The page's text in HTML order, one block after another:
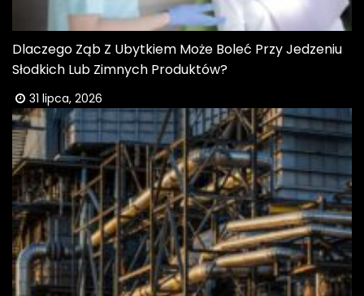
Dlaczego Ząb Z Ubytkiem Może Boleć Przy Jedzeniu
Słodkich Lub Zimnych Produktów?
31 lipca, 2026